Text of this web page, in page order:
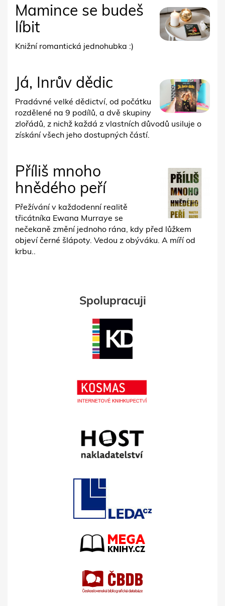
Mamince se budeš
líbit
Knižní romantická jednohubka :)
Já, Inrův dědic
Pradávné velké dědictví, od počátku
rozdělené na 9 podílů, a dvě skupiny
zlořádů, z nichž každá z vlastních důvodů usiluje o
získání všech jeho dostupných částí.
Příliš mnoho
hnědého peří
Přežívání v každodenní realitě
třicátníka Ewana Murraye se
nečekaně změní jednoho rána, kdy před lůžkem
objeví černé šlápoty. Vedou z obýváku. A míří od
krbu..
Spolupracuji